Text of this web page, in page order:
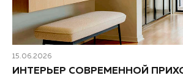
15.06.2026
ИНТЕРЬЕР СОВРЕМЕННОЙ